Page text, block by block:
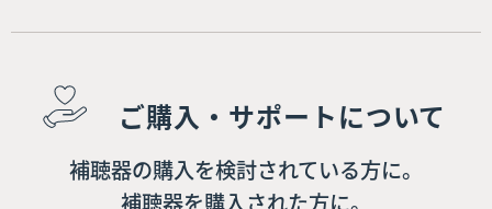
ご購入・サポートについて
補聴器の購入を検討されている方に。